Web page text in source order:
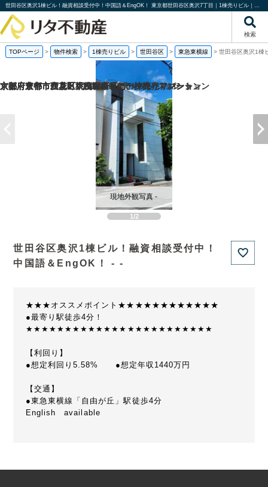
世田谷区奥沢1棟ビル！融資相談受付中！中国語＆EngOK！ 東京都世田谷区奥沢7丁目｜1棟売りビル｜株式会社リタ不動産
検索
TOPページ > 物件検索 > 1棟売りビル > 世田谷区 > 東急東横線 > 世田谷区奥沢1棟
1/2
現地外観写真 -
世田谷区奥沢1棟ビル！融資相談受付中！
中国語＆EngOK！ - -
★★★オススメポイント★★★★★★★★★★★★
●最寄り駅徒歩4分！
★★★★★★★★★★★★★★★★★★★★★★★★
【利回り】
●想定利回り5.58% ●想定年収1440万円
【交通】
●東急東横線「自由が丘」駅徒歩4分
English available
京都府京都市伏見区桃山町泰長老の一棟売りマンション
京都府京都市西京区大枝塚原町の一棟売りマンション
京都府京都市左京区下鴨宮崎町の一棟売りアパート
大阪府豊中市立花町1丁目の一棟売りマンション